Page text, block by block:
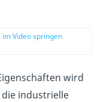
im Video springen
wird
industrielle